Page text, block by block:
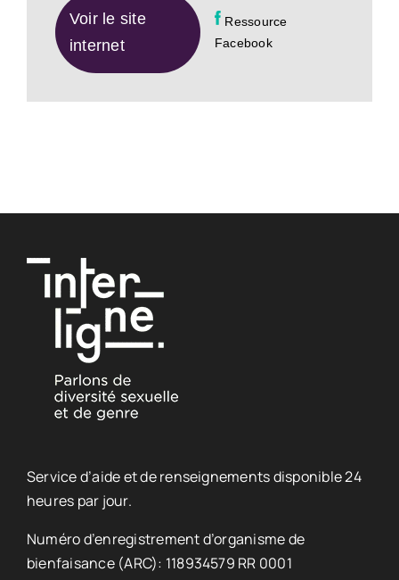
Voir le site
internet
Ressource
Facebook
Service d’aide et de renseignements disponible 24
heures par jour.
Numéro d’enregistrement d’organisme de
bienfaisance (ARC): 118934579 RR 0001